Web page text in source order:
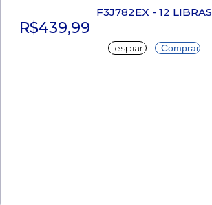
F3J782EX - 12 LIBRAS
R$439,99
espiar Comprar